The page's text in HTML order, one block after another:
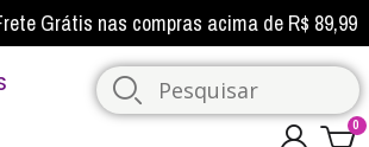
Grátis nas compras acima de R$ 89,99